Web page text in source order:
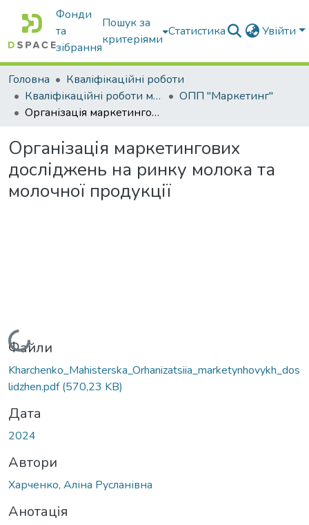
Фонди
та
зібрання
Пошук за
критеріями
Статистика Увійти
Головна
Кваліфікаційні роботи
Кваліфікаційні роботи магістрів
ОПП "Маркетинг"
Організація маркетингових досліджень на ринку молока та молочної продукції
Організація маркетингових
досліджень на ринку молока та
молочної продукції
Вантажиться...
Файли
Kharchenko_Mahisterska_Orhanizatsiia_marketynhovykh_dos
lidzhen.pdf(570,23 KB)
Дата
2024
Автори
Харченко, Аліна Русланівна
Анотація